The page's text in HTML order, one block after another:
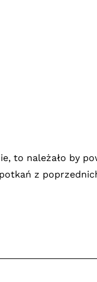
to należało by
z